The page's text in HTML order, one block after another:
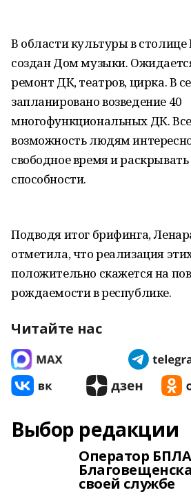
В области культуры в
создан Дом музыки.
ремонт ДК, театров, цирка. В
запланировано возведение 40
многофункциональных ДК. Все
возможность людям
свободное время и раскрывать
способности.
Подводя итог брифинга,
отметила, что реализация
положительно скажется на
рождаемости в республике.
Читайте нас
Выбор редакции
Оператор
своей службе